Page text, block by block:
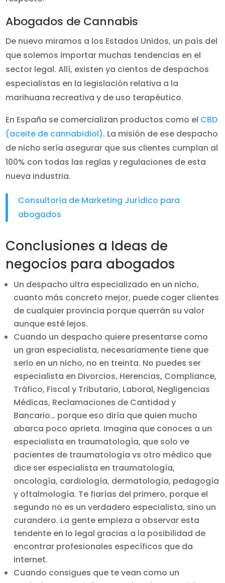
Abogados de Cannabis
De nuevo miramos a los Estados Unidos, un país del
que solemos importar muchas tendencias en el
sector legal. Allí, existen ya cientos de despachos
especialistas en la legislación relativa a la
marihuana recreativa y de uso terapéutico.
En España se comercializan productos como el CBD
(aceite de cannabidiol). La misión de ese despacho
de nicho sería asegurar que sus clientes cumplan al
100% con todas las reglas y regulaciones de esta
nueva industria.
Consultoría de Marketing Jurídico para
abogados
Conclusiones a Ideas de
negocios para abogados
Un despacho ultra especializado en un nicho,
cuanto más concreto mejor, puede coger clientes
de cualquier provincia porque querrán su valor
aunque esté lejos.
Cuando un despacho quiere presentarse como
un gran especialista, necesariamente tiene que
serlo en un nicho, no en treinta. No puedes ser
especialista en Divorcios, Herencias, Compliance,
Tráfico, Fiscal y Tributario, Laboral, Negligencias
Médicas, Reclamaciones de Cantidad y
Bancario… porque eso diría que quien mucho
abarca poco aprieta. Imagina que conoces a un
especialista en traumatología, que solo ve
pacientes de traumatología vs otro médico que
dice ser especialista en traumatología,
oncología, cardiología, dermatología, pedagogía
y oftalmología. Te fiarías del primero, porque el
segundo no es un verdadero especialista, sino un
curandero. La gente empieza a observar esta
tendente en lo legal gracias a la posibilidad de
encontrar profesionales específicos que da
Internet.
Cuando consigues que te vean como un